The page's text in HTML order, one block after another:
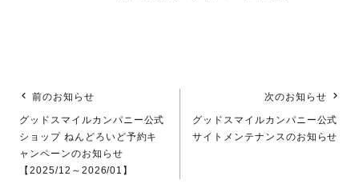
前のお知らせ
グッドスマイルカンパニー公式
ショップ ねんどろいど予約キ
ャンペーンのお知らせ
【2025/12～2026/01】
次のお知らせ
グッドスマイルカンパニー公式
サイトメンテナンスのお知らせ